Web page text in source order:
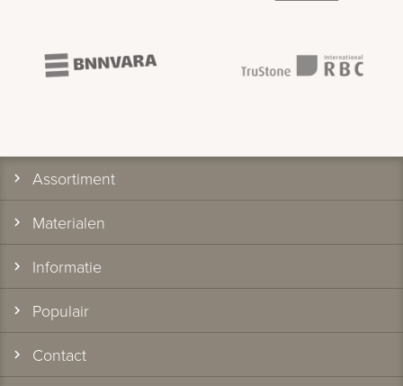
Assortiment
Materialen
Informatie
Populair
Contact